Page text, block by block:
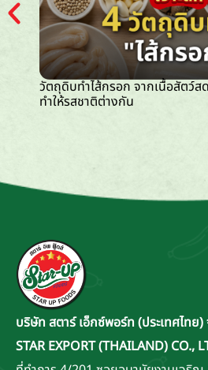
วัตถุดิบทำไส้กรอก จากเนื้อสัตว์ส
ทำให้รสชาติต่างกัน
บริษัท สตาร์ เอ็กซ์พอร์ท (ประเทศไทย
STAR EXPORT (THAILAND) CO.,